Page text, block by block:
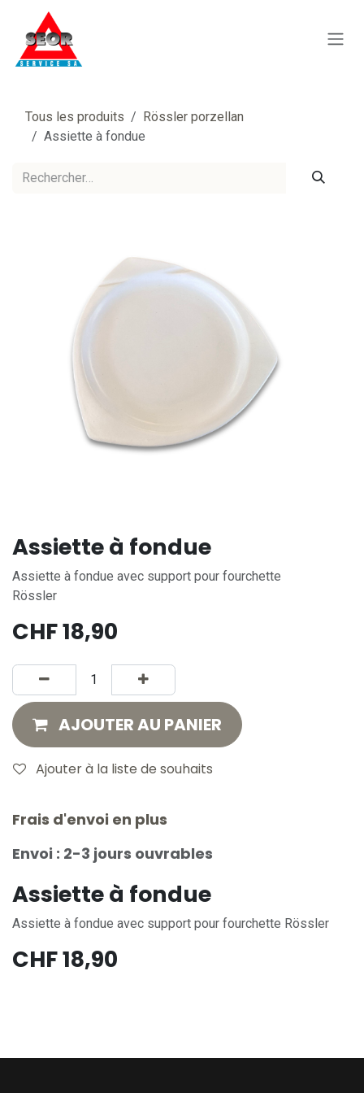
Se rendre au contenu
Tous les produits
Rössler porzellan
Assiette à fondue
Assiette à fondue
Assiette à fondue avec support pour fourchette
Rössler
CHF18,90
AJOUTER AU PANIER
Ajouter à la liste de souhaits
Frais d'envoi en plus
Envoi : 2-3 jours ouvrables
Assiette à fondue
Assiette à fondue avec support pour fourchette Rössler
CHF18,90